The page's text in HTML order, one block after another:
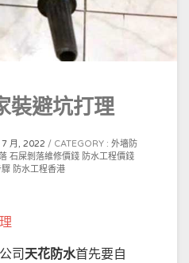
裝避坑打理
7 月, 2022 CATEGORY : 外墻防
石屎剝落維修價錢 防水工程價錢
驟 防水工程香港
司天花防水首先要自